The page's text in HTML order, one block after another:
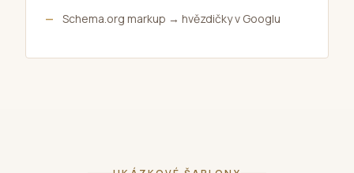
Schema.org markup → hvězdičky v Googlu